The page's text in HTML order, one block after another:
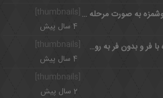
[thumbnails] طرز تهیه کیک مرغ ساده و خوشمزه به صورت مرحله به مرحله
4 سال پیش
طرزتهیه فلافل پوک و خوشمزه با فر و بدون فر به روش جنوبی
4 سال پیش
2 سال پیش